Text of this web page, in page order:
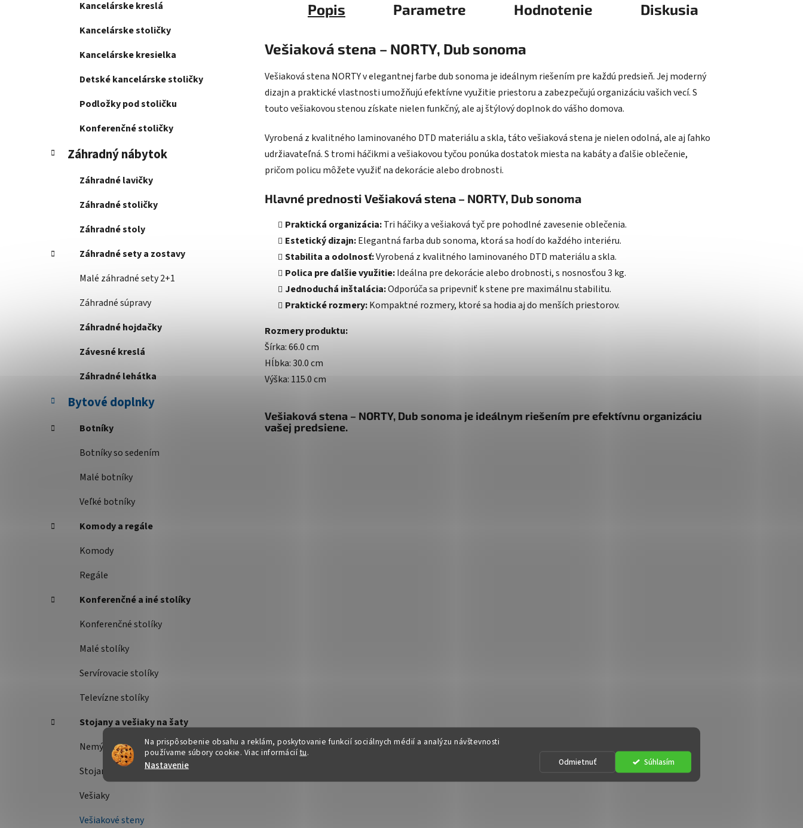
Na prispôsobenie obsahu a reklám, poskytovanie funkcií sociálnych médií a analýzu návštevnosti
používame súbory cookie. Viac informáciítu.
Nastavenie Odmietnuť Súhlasím
Kancelárske kreslá
Kancelárske stoličky
Kancelárske kresielka
Detské kancelárske stoličky
Podložky pod stoličku
Konferenčné stoličky
Záhradný nábytok
Záhradné lavičky
Záhradné stoličky
Záhradné stoly
Záhradné sety a zostavy
Malé záhradné sety 2+1
Záhradné súpravy
Záhradné hojdačky
Závesné kreslá
Záhradné lehátka
Bytové doplnky
Botníky
Botníky so sedením
Malé botníky
Veľké botníky
Komody a regále
Komody
Regále
Konferenčné a iné stolíky
Konferenčné stolíky
Malé stolíky
Servírovacie stolíky
Televízne stolíky
Stojany a vešiaky na šaty
Nemý sluha
Stojany na šaty
Vešiaky
Vešiakové steny
Popis Parametre Hodnotenie Diskusia
Vešiaková stena – NORTY, Dub sonoma
Vešiaková stena NORTY v elegantnej farbe dub sonoma je ideálnym riešením pre každú predsieň. Jej moderný
dizajn a praktické vlastnosti umožňujú efektívne využitie priestoru a zabezpečujú organizáciu vašich vecí. S
touto vešiakovou stenou získate nielen funkčný, ale aj štýlový doplnok do vášho domova.
Vyrobená z kvalitného laminovaného DTD materiálu a skla, táto vešiaková stena je nielen odolná, ale aj ľahko
udržiavateľná. S tromi háčikmi a vešiakovou tyčou ponúka dostatok miesta na kabáty a ďalšie oblečenie,
pričom policu môžete využiť na dekorácie alebo drobnosti.
Hlavné prednosti Vešiaková stena – NORTY, Dub sonoma
Praktická organizácia:Tri háčiky a vešiaková tyč pre pohodlné zavesenie oblečenia.
Estetický dizajn:Elegantná farba dub sonoma, ktorá sa hodí do každého interiéru.
Stabilita a odolnosť:Vyrobená z kvalitného laminovaného DTD materiálu a skla.
Polica pre ďalšie využitie:Ideálna pre dekorácie alebo drobnosti, s nosnosťou 3 kg.
Jednoduchá inštalácia:Odporúča sa pripevniť k stene pre maximálnu stabilitu.
Praktické rozmery:Kompaktné rozmery, ktoré sa hodia aj do menších priestorov.
Rozmery produktu:
Šírka: 66.0 cm
Hĺbka: 30.0 cm
Výška: 115.0 cm
Vešiaková stena – NORTY, Dub sonoma je ideálnym riešením pre efektívnu organizáciu
vašej predsiene.